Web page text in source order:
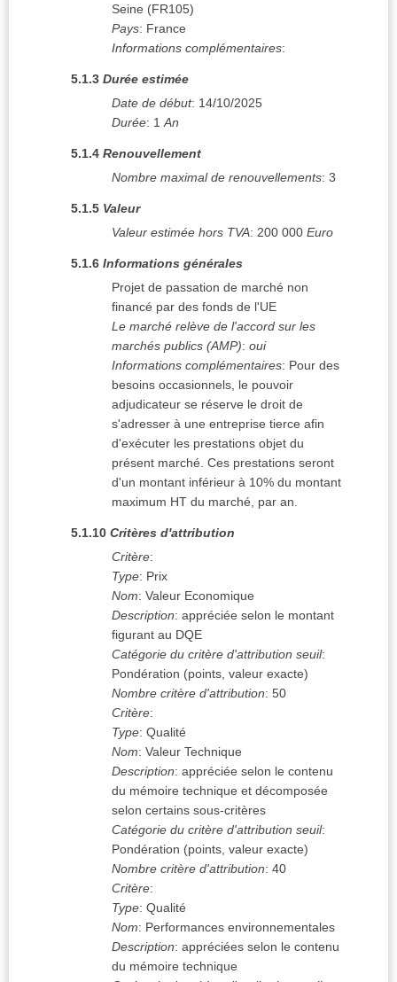
Seine (FR105)
Pays: France
Informations complémentaires:
5.1.3 Durée estimée
Date de début: 14/10/2025
Durée: 1 An
5.1.4 Renouvellement
Nombre maximal de renouvellements: 3
5.1.5 Valeur
Valeur estimée hors TVA: 200 000 Euro
5.1.6 Informations générales
Projet de passation de marché non
financé par des fonds de l'UE
Le marché relève de l'accord sur les
marchés publics (AMP): oui
Informations complémentaires: Pour des
besoins occasionnels, le pouvoir
adjudicateur se réserve le droit de
s'adresser à une entreprise tierce afin
d'exécuter les prestations objet du
présent marché. Ces prestations seront
d'un montant inférieur à 10% du montant
maximum HT du marché, par an.
5.1.10 Critères d'attribution
Critère:
Type: Prix
Nom: Valeur Economique
Description: appréciée selon le montant
figurant au DQE
Catégorie du critère d'attribution seuil:
Pondération (points, valeur exacte)
Nombre critère d'attribution: 50
Critère:
Type: Qualité
Nom: Valeur Technique
Description: appréciée selon le contenu
du mémoire technique et décomposée
selon certains sous-critères
Catégorie du critère d'attribution seuil:
Pondération (points, valeur exacte)
Nombre critère d'attribution: 40
Critère:
Type: Qualité
Nom: Performances environnementales
Description: appréciées selon le contenu
du mémoire technique